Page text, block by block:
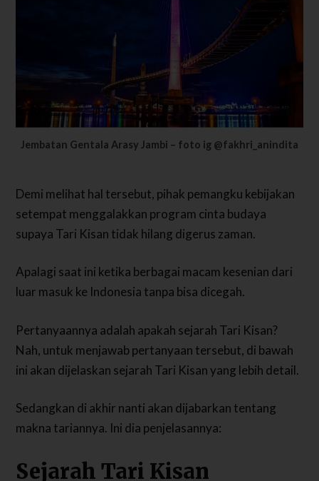
Jembatan Gentala Arasy Jambi – foto ig @fakhri_anindita
Demi melihat hal tersebut, pihak pemangku kebijakan
setempat menggalakkan program cinta budaya
supaya Tari Kisan tidak hilang digerus zaman.
Apalagi saat ini ketika berbagai macam kesenian dari
luar masuk ke Indonesia tanpa bisa dicegah.
Pertanyaannya adalah apakah sejarah Tari Kisan?
Nah, untuk menjawab pertanyaan tersebut, di bawah
ini akan dijelaskan sejarah Tari Kisan yang lebih detail.
Sedangkan di akhir nanti akan dijabarkan tentang
makna tariannya. Ini dia penjelasannya:
Sejarah Tari Kisan